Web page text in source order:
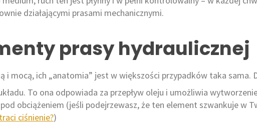
działającymi prasami mechanicznymi.
prasy hydraulicznej
i mocą, ich „anatomia” jest w większości przypadków taka sama.
To ona odpowiada za przepływ oleju i umożliwia
obciążeniem (jeśli podejrzewasz, że ten element szwankuje w
ciśnienie?)